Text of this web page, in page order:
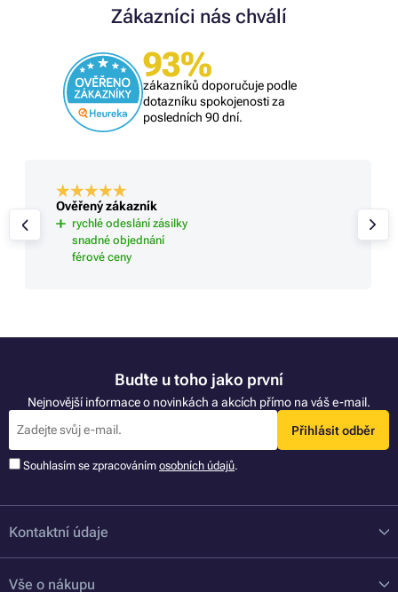
Zákazníci nás chválí
93%
zákazníků doporučuje podle
dotazníku spokojenosti za
posledních 90 dní.
Ověřený zákazník
rychlé odeslání zásilky
snadné objednání
férové ceny
Buďte u toho jako první
Nejnovější informace o novinkách a akcích přímo na váš e-mail.
Přihlásit odběr
Souhlasím se zpracováním osobních údajů.
Kontaktní údaje
Vše o nákupu